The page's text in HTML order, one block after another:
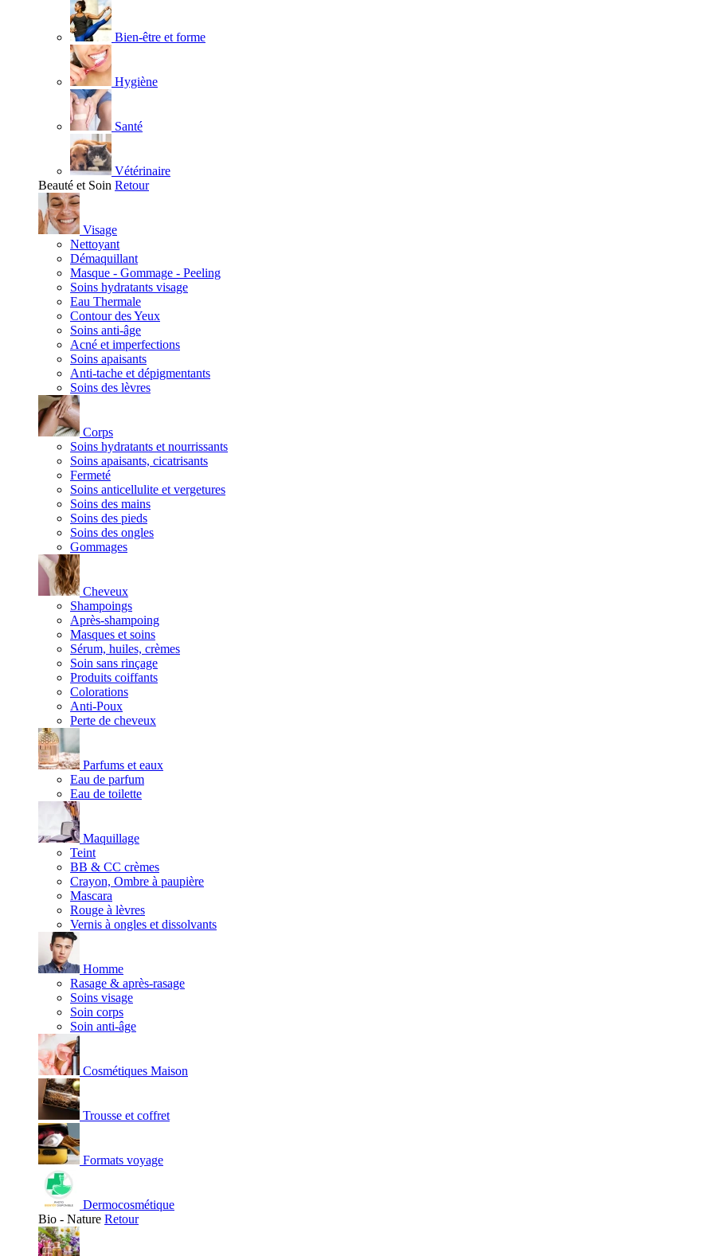
Bien-être et forme
Hygiène
Santé
Vétérinaire
Beauté et Soin Retour
Visage
Nettoyant
Démaquillant
Masque - Gommage - Peeling
Soins hydratants visage
Eau Thermale
Contour des Yeux
Soins anti-âge
Acné et imperfections
Soins apaisants
Anti-tache et dépigmentants
Soins des lèvres
Corps
Soins hydratants et nourrissants
Soins apaisants, cicatrisants
Fermeté
Soins anticellulite et vergetures
Soins des mains
Soins des pieds
Soins des ongles
Gommages
Cheveux
Shampoings
Après-shampoing
Masques et soins
Sérum, huiles, crèmes
Soin sans rinçage
Produits coiffants
Colorations
Anti-Poux
Perte de cheveux
Parfums et eaux
Eau de parfum
Eau de toilette
Maquillage
Teint
BB & CC crèmes
Crayon, Ombre à paupière
Mascara
Rouge à lèvres
Vernis à ongles et dissolvants
Homme
Rasage & après-rasage
Soins visage
Soin corps
Soin anti-âge
Cosmétiques Maison
Trousse et coffret
Formats voyage
Dermocosmétique
Bio - Nature Retour